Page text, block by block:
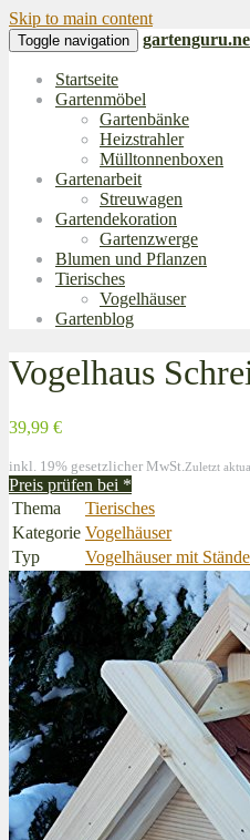
Skip to main content
Toggle navigation
Startseite
Gartenmöbel
Gartenbänke
Heizstrahler
Mülltonnenboxen
Gartenarbeit
Streuwagen
Gartendekoration
Gartenzwerge
Blumen und Pflanzen
Tierisches
Vogelhäuser
Gartenblog
Vogelhaus
39,99 €
inkl. 19% gesetzlicher MwSt. Zuletzt
Preis prüfen bei *
Thema
Tierisches
Kategorie Vogelhäuser
Typ
Vogelhäuser mit